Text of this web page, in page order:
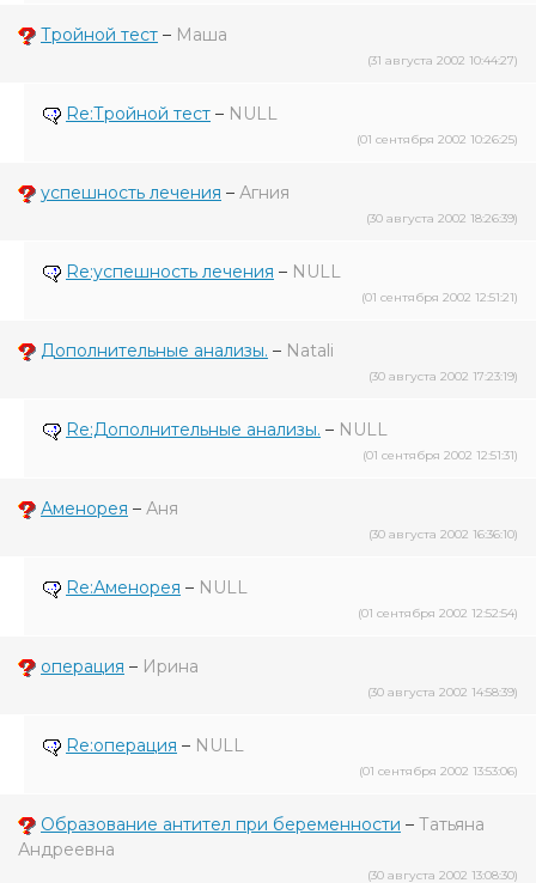
Тройной тест – Маша
(31 августа 2002 10:44:27)
Re:Тройной тест – NULL
(01 сентября 2002 10:26:25)
успешность лечения – Агния
(30 августа 2002 18:26:39)
Re:успешность лечения – NULL
(01 сентября 2002 12:51:21)
Дополнительные анализы. – Natali
(30 августа 2002 17:23:19)
Re:Дополнительные анализы. – NULL
(01 сентября 2002 12:51:31)
Аменорея – Аня
(30 августа 2002 16:36:10)
Re:Аменорея – NULL
(01 сентября 2002 12:52:54)
операция – Ирина
(30 августа 2002 14:58:39)
Re:операция – NULL
(01 сентября 2002 13:53:06)
Образование антител при беременности – Татьяна
Андреевна
(30 августа 2002 13:08:30)